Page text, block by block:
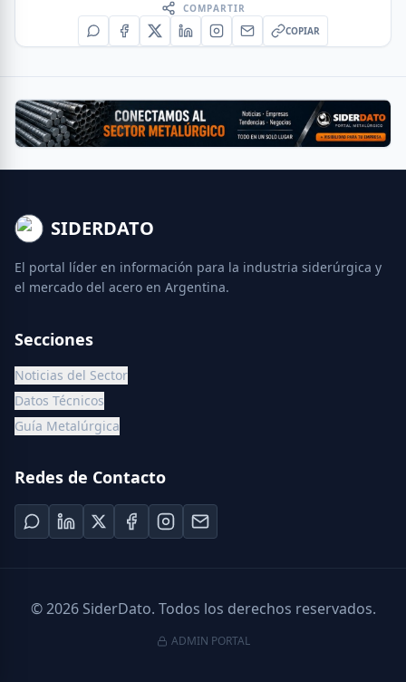
COMPARTIR
COPIAR
SIDERDATO
El portal líder en información para la industria siderúrgica y
el mercado del acero en Argentina.
Secciones
Noticias del Sector
Datos Técnicos
Guía Metalúrgica
Redes de Contacto
©2026SiderDato. Todos los derechos reservados.
ADMIN PORTAL